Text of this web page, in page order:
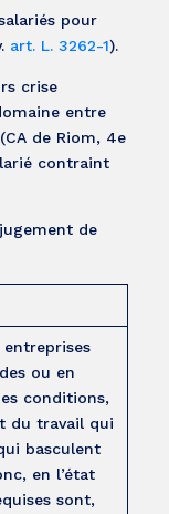
pour
art. L. 3262-1).
crise
entre
de Riom, 4e
contraint
de
ou en
conditions,
du travail qui
basculent
en l’état
sont,